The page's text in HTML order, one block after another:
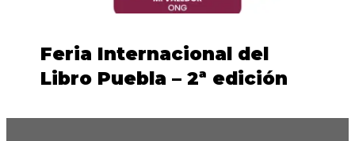
Feria Internacional del
Libro Puebla – 2ª edición